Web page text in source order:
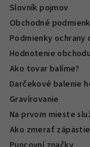
Slovník pojmov
Obchodné
Podmienky ochrany
Hodnotenie obchodu
Ako tovar balíme?
Darčekové balenie
Gravírovanie
Na prvom mieste
Ako zmerať zápästie